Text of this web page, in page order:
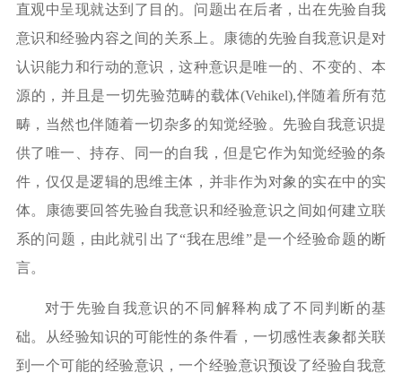
直观中呈现就达到了目的。问题出在后者，出在先验自我
意识和经验内容之间的关系上。康德的先验自我意识是对
认识能力和行动的意识，这种意识是唯一的、不变的、本
源的，并且是一切先验范畴的载体(Vehikel),伴随着所有范
畴，当然也伴随着一切杂多的知觉经验。先验自我意识提
供了唯一、持存、同一的自我，但是它作为知觉经验的条
件，仅仅是逻辑的思维主体，并非作为对象的实在中的实
体。康德要回答先验自我意识和经验意识之间如何建立联
系的问题，由此就引出了“我在思维”是一个经验命题的断
言。
对于先验自我意识的不同解释构成了不同判断的基
础。从经验知识的可能性的条件看，一切感性表象都关联
到一个可能的经验意识，一个经验意识预设了经验自我意